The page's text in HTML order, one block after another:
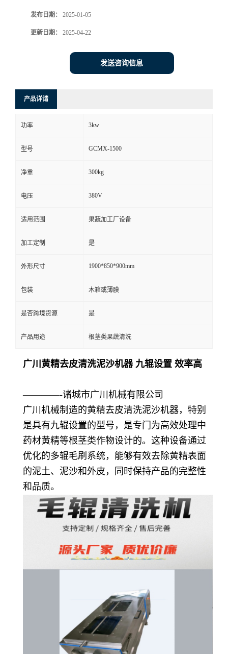
发布日期： 2025-01-05
更新日期： 2025-04-22
发送咨询信息
产品详请
功率 3kw
型号 GCMX-1500
净重 300kg
电压 380V
适用范围 果蔬加工厂设备
加工定制 是
外形尺寸 1900*850*900mm
包装 木箱或薄膜
是否跨境货源 是
产品用途 根茎类果蔬清洗
广川黄精去皮清洗泥沙机器 九辊设置 效率高
————-诸城市广川机械有限公司
广川机械制造的黄精去皮清洗泥沙机器，特别
是具有九辊设置的型号，是专门为高效处理中
药材黄精等根茎类作物设计的。这种设备通过
优化的多辊毛刷系统，能够有效去除黄精表面
的泥土、泥沙和外皮，同时保持产品的完整性
和品质。